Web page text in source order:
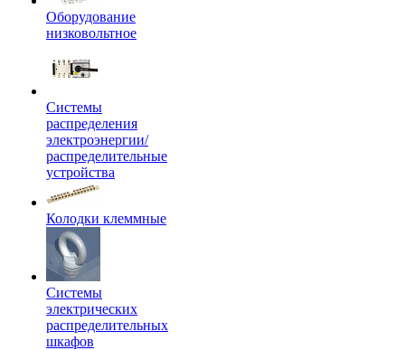
Оборудование
низковольтное
Системы
распределения
электроэнергии/
распределительные
устройства
Колодки клеммные
Системы
электрических
распределительных
шкафов